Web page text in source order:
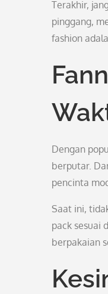
Terakhir,
pinggang,
fashion
Dengan
berputar.
pencinta
Saat ini,
pack sesuai
berpakaian